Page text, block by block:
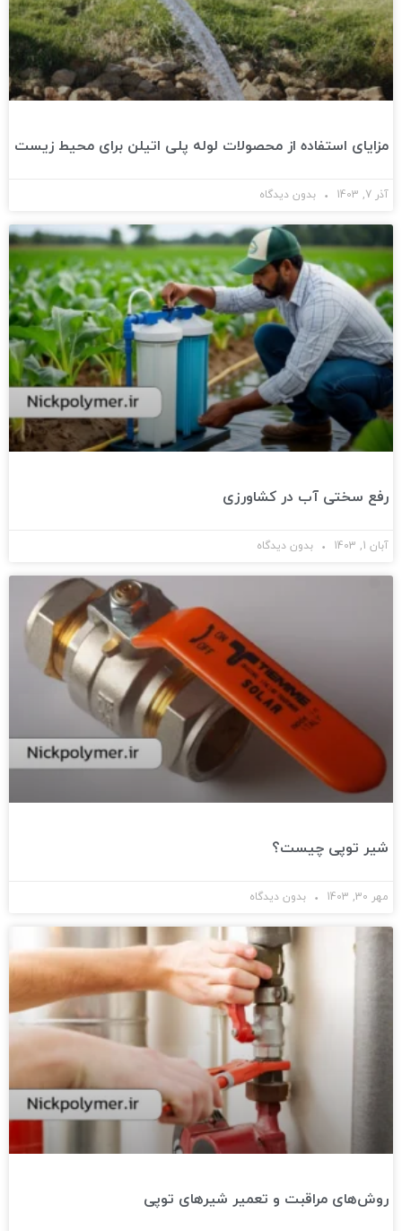
مزایای استفاده از محصولات لوله پلی اتیلن برای محیط زیست
آذر 7, 1403 بدون دیدگاه
رفع سختی آب در کشاورزی
آبان 1, 1403 بدون دیدگاه
شیر توپی چیست؟
مهر 30, 1403 بدون دیدگاه
روش‌های مراقبت و تعمیر شیرهای توپی